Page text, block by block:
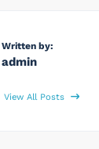
Written by:
admin
View All Posts